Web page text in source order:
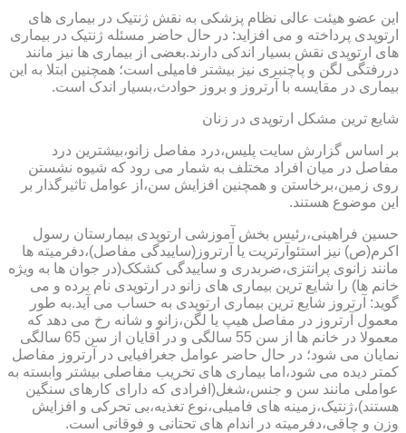
این عضو هیئت عالی نظام پزشکی به نقش ژنتیک در بیماری های
ارتوپدی پرداخته و می افزاید: در حال حاضر مسئله ژنتیک در بیماری
های ارتوپدی نقش بسیار اندکی دارند.بعضی از بیماری ها نیز مانند
دررفتگی لگن و پاچنبری نیز بیشتر فامیلی است؛ همچنین ابتلا به این
بیماری در مقایسه با آرتروز و بروز حوادث،بسیار اندک است.
شایع ترین مشکل ارتوپدی در زنان
بر اساس گزارش سایت پلیس،درد مفاصل زانو،بیشترین درد
مفاصل در میان افراد مختلف به شمار می رود که شیوه نشستن
روی زمین،برخاستن و همچنین افزایش سن،از عوامل تاثیرگذار بر
این موضوع هستند.
حسین فراهینی،رئیس بخش آموزشی ارتوپدی بیمارستان رسول
اکرم(ص) نیز استئوآرتریت یا آرتروز(ساییدگی مفاصل)،دفرمیته ها
مانند زانوی پرانتزی،ضربدری و ساییدگی کشکک(در جوان ها به ویژه
خانم ها) را شایع ترین بیماری های زانو در ارتوپدی نام برده و می
گوید: آرتروز شایع ترین بیماری ارتوپدی به حساب می آید.به طور
معمول آرتروز در مفاصل هیپ یا لگن،زانو و شانه رخ می دهد که
معمولا در خانم ها از سن 55 سالگی و در آقایان از سن 65 سالگی
نمایان می شود؛ در حال حاضر عوامل جغرافیایی در آرتروز مفاصل
کمتر دیده می شود،اما بیماری های تخریب مفاصلی بیشتر وابسته به
عواملی مانند سن و جنس،شغل(افرادی که دارای کارهای سنگین
هستند)،ژنتیک،زمینه های فامیلی،نوع تغذیه،بی تحرکی و افزایش
وزن و چاقی،دفرمیته در اندام های تحتانی و فوقانی است.